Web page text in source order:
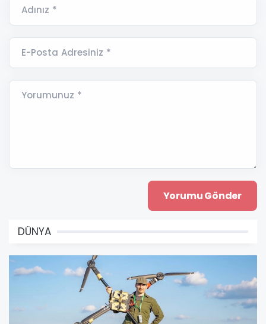
Adınız *
E-Posta Adresiniz *
Yorumunuz *
DÜNYA